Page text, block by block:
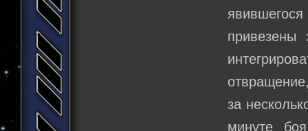
привезены
за
минуте